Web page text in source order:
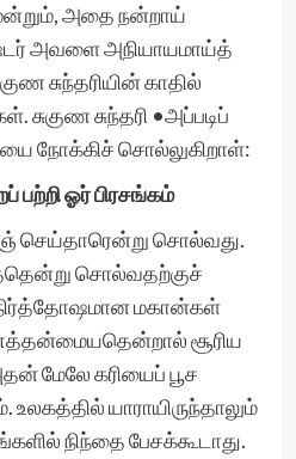
அதை நன்றாய்
அவளை அநியாயமாய்த்
சுந்தரியின் காதில்
சுகுண சுந்தரி •அப்படிப்
நோக்கிச் சொல்லுகிறாள்:
பற்றி ஓர் பிரசங்கம்
செய்தாரென்று சொல்வது.
சொல்வதற்குச்
நிர்த்தோஷமான மகான்கள்
எத்தன்மையதென்றால் சூரிய
மேலே கரியைப் பூச
யாராயிருந்தாலும்
நிந்தை பேசக்கூடாது.